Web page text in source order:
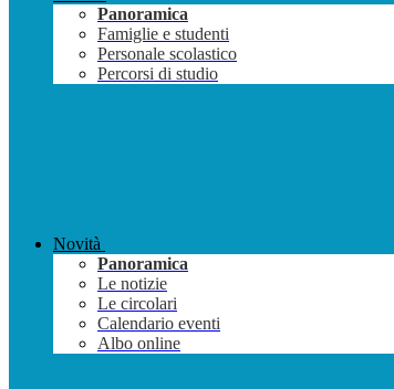
Panoramica
Famiglie e studenti
Personale scolastico
Percorsi di studio
Novità
Panoramica
Le notizie
Le circolari
Calendario eventi
Albo online